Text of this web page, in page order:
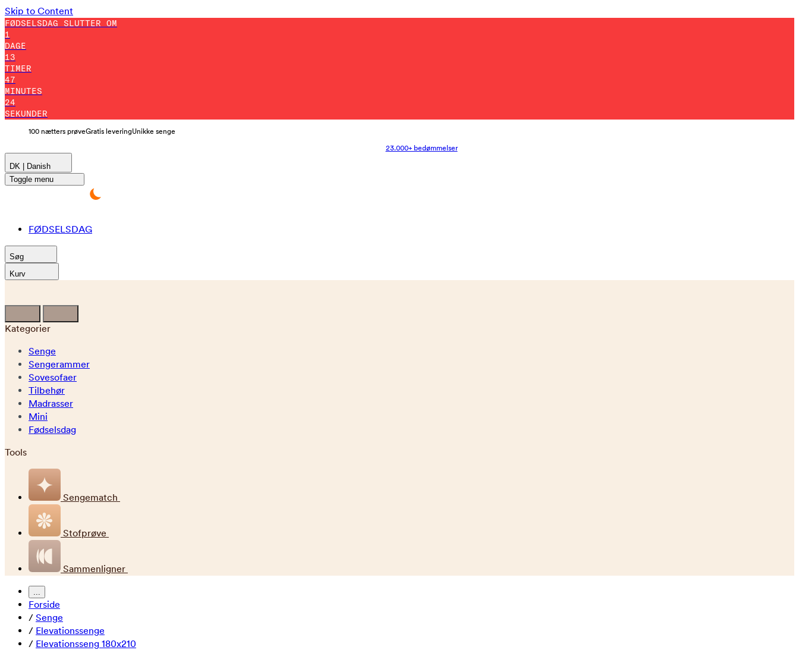
Skip to Content
FØDSELSDAG SLUTTER OM
1
DAGE
13
TIMER
47
MINUTES
22
SEKUNDER
100 nætters prøveGratis leveringUnikke senge
23.000+ bedømmelser
DK | Danish
Toggle menu
FØDSELSDAG
Søg
Kurv
Kategorier
Senge
Sengerammer
Sovesofaer
Tilbehør
Madrasser
Mini
Fødselsdag
Tools
Sengematch
Stofprøve
Sammenligner
...
Forside
/ Senge
/ Elevationssenge
/ Elevationsseng 180x210